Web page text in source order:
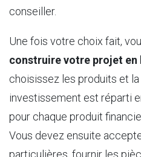
conseiller.
Une fois votre choix fait,
construire votre projet en
choisissez les produits et
investissement est réparti
pour chaque produit
Vous devez ensuite
particulières, fournir les